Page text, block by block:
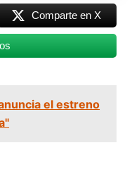
Comparte en X
el estreno